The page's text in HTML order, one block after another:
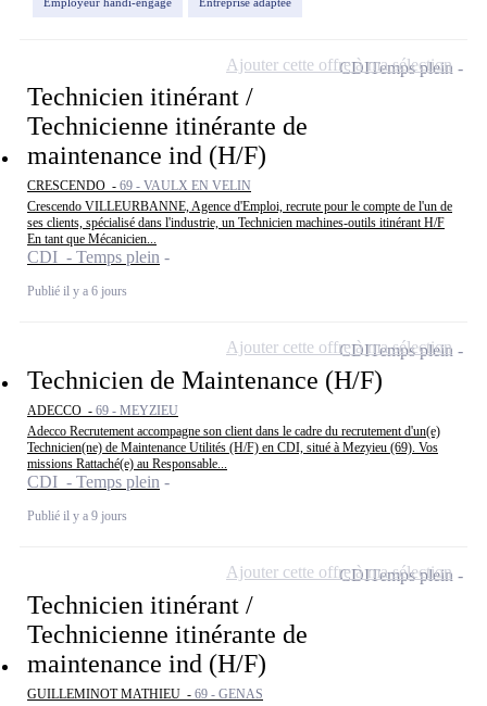
Technicien itinérant /
Technicienne itinérante de
maintenance ind (H/F)
CRESCENDO - 69 - VAULX EN VELIN
Crescendo VILLEURBANNE, Agence d'Emploi, recrute pour le compte de l'un de
ses clients, spécialisé dans l'industrie, un Technicien machines-outils itinérant H/F
En tant que Mécanicien...
CDI - Temps plein
Publié il y a 6 jours
CDITemps plein
Ajouter cette offre à ma sélection
Technicien de Maintenance (H/F)
ADECCO - 69 - MEYZIEU
Adecco Recrutement accompagne son client dans le cadre du recrutement d'un(e)
Technicien(ne) de Maintenance Utilités (H/F) en CDI, situé à Mezyieu (69). Vos
missions Rattaché(e) au Responsable...
CDI - Temps plein
Publié il y a 9 jours
CDITemps plein
Ajouter cette offre à ma sélection
Technicien itinérant /
Technicienne itinérante de
maintenance ind (H/F)
GUILLEMINOT MATHIEU - 69 - GENAS
CDITemps plein
Ajouter cette offre à ma sélection